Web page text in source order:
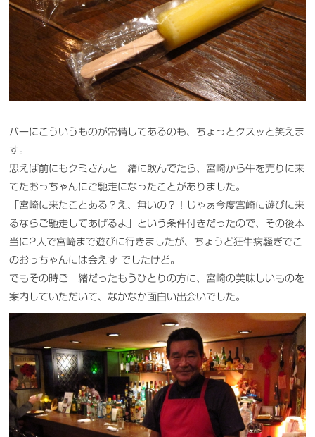
バーにこういうものが常備してあるのも、ちょっとクスッと笑えま
す。
思えば前にもクミさんと一緒に飲んでたら、宮崎から牛を売りに来
てたおっちゃんにご馳走になったことがありました。
「宮崎に来たことある？え、無いの？！じゃぁ今度宮崎に遊びに来
るならご馳走してあげるよ」という条件付きだったので、その後本
当に2人で宮崎まで遊びに行きましたが、ちょうど狂牛病騒ぎでこ
のおっちゃんには会えず でしたけど。
でもその時ご一緒だったもうひとりの方に、宮崎の美味しいものを
案内していただいて、なかなか面白い出会いでした。